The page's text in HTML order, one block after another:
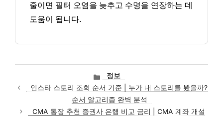
줄이면 필터 오염을 늦추고 수명을 연장하는 데
도움이 됩니다.
카
테
고
리
정보
인스타 스토리 조회 순서 기준 | 누가 내 스토리를 봤을까?
순서 알고리즘 완벽 분석
CMA 통장 추천 증권사 은행 비교 금리 | CMA 계좌 개설